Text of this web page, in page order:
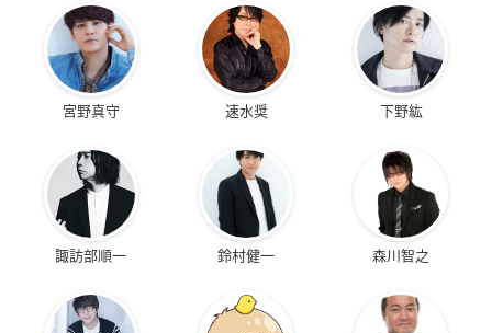
宮野真守 速水奨 下野紘
諏訪部順一 鈴村健一 森川智之